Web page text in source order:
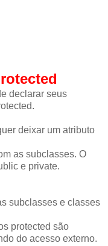
declarar seus
deixar um atributo
as subclasses. O
e private.
subclasses e classes
protected são
do acesso externo.